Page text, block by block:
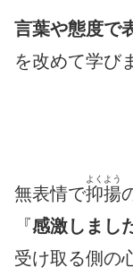
言葉や態度で
を改めて学び
無表情で抑揚
よくよう
『感激しまし
受け取る側の